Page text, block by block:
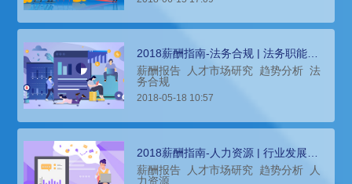
2018薪酬指南-法务合规 | 法务职能薪
酬整体呈上涨趋势
薪酬报告 人才市场研究 趋势分析 法
务合规
2018-05-18 10:57
2018薪酬指南-人力资源 | 行业发展整
体呈现两极分化的态势
薪酬报告 人才市场研究 趋势分析
人
力资源